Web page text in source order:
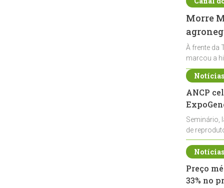
Morre
À frente da
marcou a
ANCP
Seminário,
de
durante a
Preço
33% no